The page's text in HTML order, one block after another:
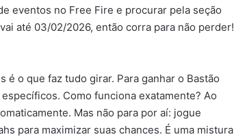
eventos no Free Fire e procurar pela seção
até 03/02/2026, então corra para não perder!
é o que faz tudo girar. Para ganhar o Bastão
Como funciona exatamente? Ao
Mas não para por aí: jogue
para maximizar suas chances. É uma mistura